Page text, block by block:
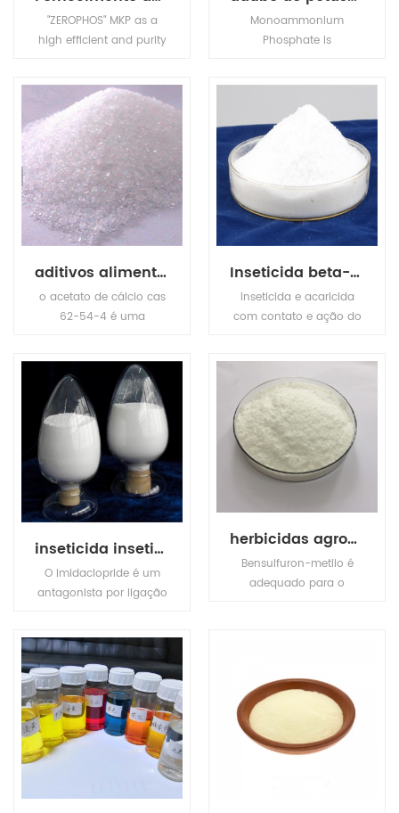
"ZEROPHOS" MKP as a
high efficient and purity
also MKP has stable
chemical property, it is
odorless, tasteless, non
toxic, easily to dissolve in
water and hard to get
caked.
Monoammonium
Phosphate is
density is 1.083(19/4oC).
The molten point is
180oC. The refractive
index is 1.479. It is easily
soluble in water, tinily
soluble in ethanol, not
soluble in acetone,
aditivos alimentares conservantes de acetato de cálcio
o acetato de cálcio cas
62-54-4 é uma
cristalino, com um odor
de ácido ligeiramente
propiónico.
Inseticida beta-cipermetrina
inseticida e acaricida
com contato e ação do
mineiros de folhas,
otários, besouros de
colorado, etc.
inseticida inseticida imidaclopride
O imidaclopride é um
antagonista por ligação
sistema nervoso central
do inseto.
herbicidas agroquímicos bensulfuron-methyl
Bensulfuron-metilo é
adequado para o